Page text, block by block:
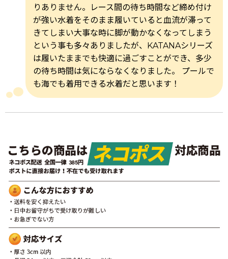
りありません。レース間の待ち時間など締め付け
が強い水着をそのまま履いていると血流が滞って
きてしまい大事な時に脚が動かなくなってしまう
という事も多々ありましたが、KATANAシリーズ
は履いたままでも快適に過ごすことができ、多少
の待ち時間は気にならなくなりました。 プールで
も海でも着用できる水着だと思います！